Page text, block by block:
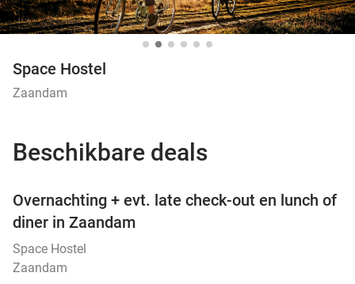
Space Hostel
Zaandam
Beschikbare deals
Overnachting + evt. late check-out en lunch of
diner in Zaandam
Space Hostel
Zaandam